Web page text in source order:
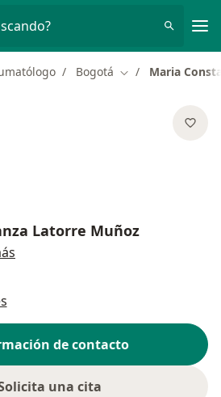
Bogotá Cambiar de ciudad
Maria
Latorre Muñoz
de contacto
una cita